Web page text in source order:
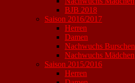
BJB 2018
Saison 2016/2017
Herren
Damen
Nachwuchs Burschen
Nachwuchs Mädchen
Saison 2015/2016
Herren